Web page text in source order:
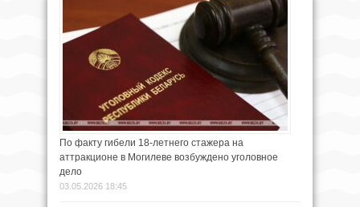
По факту гибели 18-летнего стажера на
аттракционе в Могилеве возбуждено уголовное
дело
03.05.2026 18:45